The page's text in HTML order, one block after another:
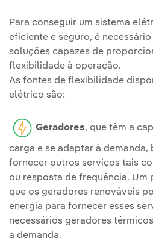
Para conseguir um sistema
eficiente e seguro, é
soluções capazes de
flexibilidade à operação.
As fontes de flexibilidade
elétrico são:
Geradores, que têm a
carga e se adaptar à demanda,
fornecer outros serviços tais
ou resposta de frequência. Um
que os geradores renováveis
energia para fornecer esses
necessários geradores
a demanda.